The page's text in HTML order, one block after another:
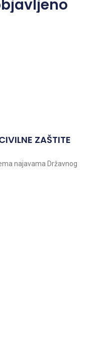
ZAŠTITE
najavama Državnog